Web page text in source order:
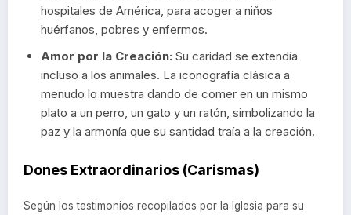
hospitales de América, para acoger a niños
huérfanos, pobres y enfermos.
Amor por la Creación: Su caridad se extendía
incluso a los animales. La iconografía clásica a
menudo lo muestra dando de comer en un mismo
plato a un perro, un gato y un ratón, simbolizando la
paz y la armonía que su santidad traía a la creación.
Dones Extraordinarios (Carismas)
Según los testimonios recopilados por la Iglesia para su